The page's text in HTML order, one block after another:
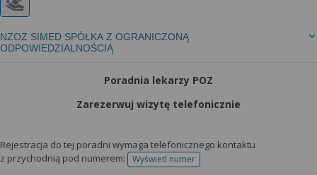
NZOZ SIMED SPÓŁKA Z OGRANICZONĄ
ODPOWIEDZIALNOŚCIĄ
Poradnia lekarzy POZ
Zarezerwuj wizytę telefonicznie
Rejestracja do tej poradni wymaga telefonicznego kontaktu
z przychodnią pod numerem:
Wyświetl numertelefonu do rejestracji